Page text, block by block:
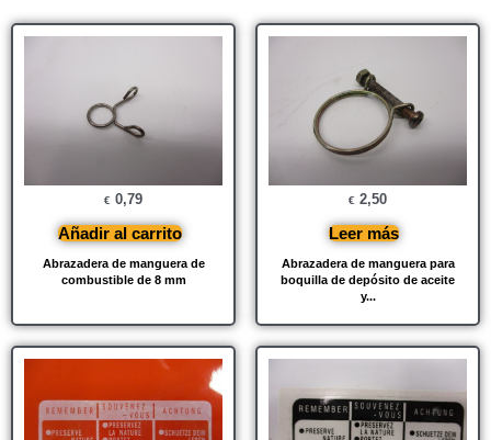
Abrazadera de manguera de
combustible de 8 mm
€ 0,79
Añadir al carrito
Abrazadera de manguera para
boquilla de depósito de aceite
y...
€ 2,50
Leer más